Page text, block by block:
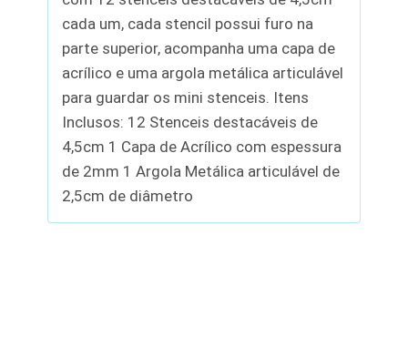
cada um, cada stencil possui furo na
parte superior, acompanha uma capa de
acrílico e uma argola metálica articulável
para guardar os mini stenceis. Itens
Inclusos: 12 Stenceis destacáveis de
4,5cm 1 Capa de Acrílico com espessura
de 2mm 1 Argola Metálica articulável de
2,5cm de diâmetro